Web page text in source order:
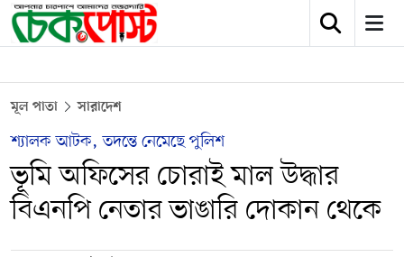
মূল পাতা সারাদেশ
শ্যালক আটক, তদন্তে নেমেছে পুলিশ
ভূমি অফিসের চোরাই মাল উদ্ধার
বিএনপি নেতার ভাঙারি দোকান থেকে